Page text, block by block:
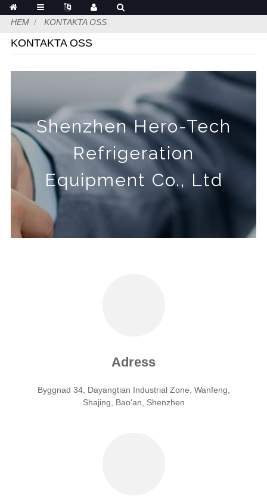
HEM KONTAKTA OSS
KONTAKTA OSS
Shenzhen Hero-Tech
Refrigeration
Equipment Co., Ltd
Adress
Byggnad 34, Dayangtian Industrial Zone, Wanfeng,
Shajing, Bao'an, Shenzhen